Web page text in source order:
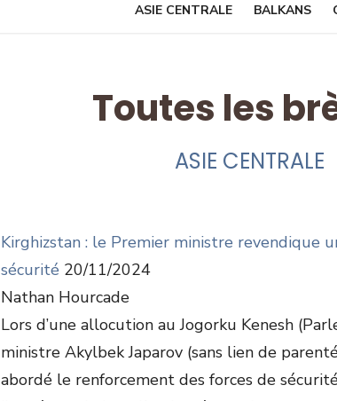
ASIE CENTRALE BALKANS
Toutes les
ASIE CENTRALE
Kirghizstan : le Premier ministre revendique
sécurité 20/11/2024
Nathan Hourcade
Lors d’une allocution au Jogorku Kenesh
ministre Akylbek Japarov (sans lien de
abordé le renforcement des forces de